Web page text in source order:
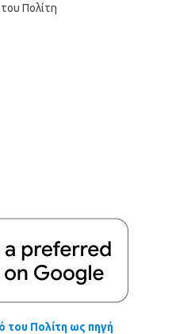
Πολίτη
Πολίτη ως πηγή